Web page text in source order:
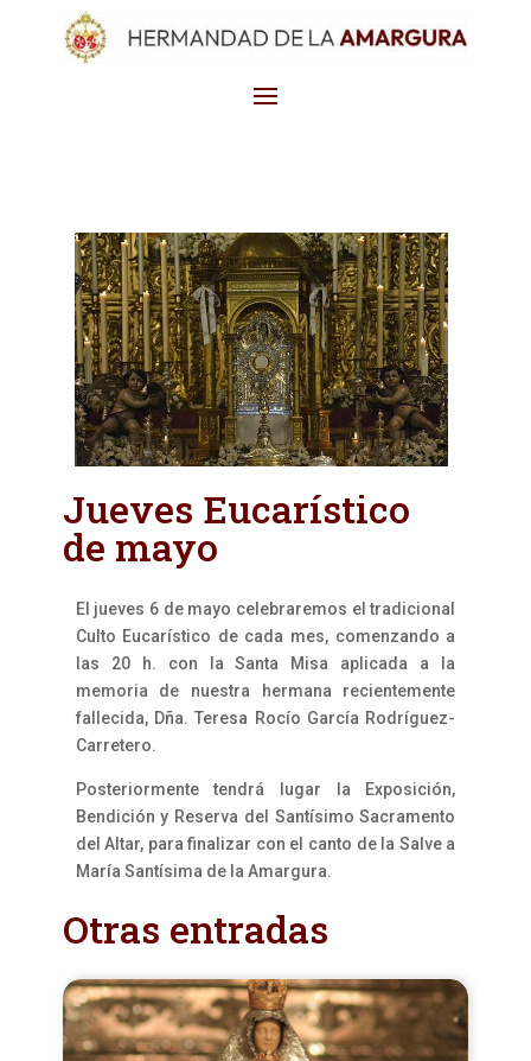
Jueves Eucarístico
de mayo
El jueves 6 de mayo celebraremos el tradicional
Culto Eucarístico de cada mes, comenzando a
las 20 h. con la Santa Misa aplicada a la
memoria de nuestra hermana recientemente
fallecida, Dña. Teresa Rocío García Rodríguez-
Carretero.
Posteriormente tendrá lugar la Exposición,
Bendición y Reserva del Santísimo Sacramento
del Altar, para finalizar con el canto de la Salve a
María Santísima de la Amargura.
Otras entradas